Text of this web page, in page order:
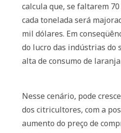
calcula que, se faltarem
cada tonelada será
mil dólares. Em
do lucro das indústrias do
alta de consumo de
Nesse cenário, pode
dos citricultores, com a
aumento do preço de